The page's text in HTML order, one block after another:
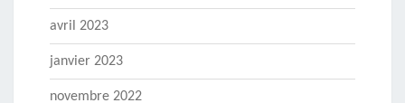
avril 2023
janvier 2023
novembre 2022